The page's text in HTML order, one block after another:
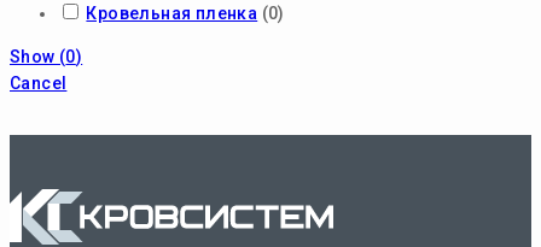
Кровельная пленка (0)
Show (0)
Cancel